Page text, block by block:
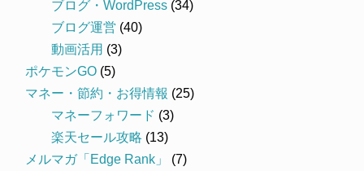
ブログ・WordPress (34)
ブログ運営 (40)
動画活用 (3)
ポケモンGO (5)
マネー・節約・お得情報 (25)
マネーフォワード (3)
楽天セール攻略 (13)
メルマガ「Edge Rank」
(7)